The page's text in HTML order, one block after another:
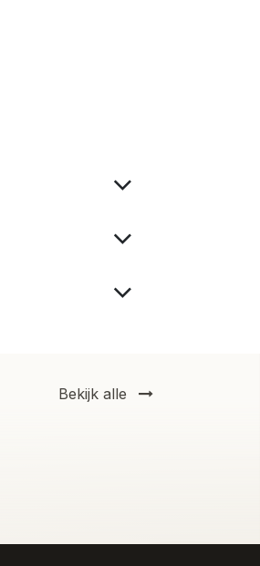
Bekijk alle